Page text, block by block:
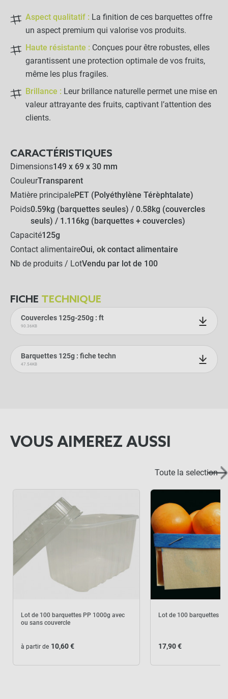
Aspect qualitatif : La finition de ces barquettes offre
un aspect premium qui valorise vos produits.
Haute résistante : Conçues pour être robustes, elles
garantissent une protection optimale de vos fruits,
même les plus fragiles.
Brillance : Leur brillance naturelle permet une mise en
valeur attrayante des fruits, captivant l’attention des
clients.
CARACTÉRISTIQUES
Dimensions149 x 69 x 30 mm
CouleurTransparent
Matière principalePET (Polyéthylène Térèphtalate)
Poids0.59kg (barquettes seules) / 0.58kg (couvercles
seuls) / 1.116kg (barquettes + couvercles)
Capacité125g
Contact alimentaireOui, ok contact alimentaire
Nb de produits / LotVendu par lot de 100
FICHE TECHNIQUE
Couvercles 125g-250g : ft
90.36KB
Barquettes 125g : fiche techn
47.54KB
VOUS AIMEREZ AUSSI
Toute la selection
Lot de 100 barquettes PP 1000g avec
ou sans couvercle
à partir de 10,60 €
Lot de 100 barquettes
17,90 €